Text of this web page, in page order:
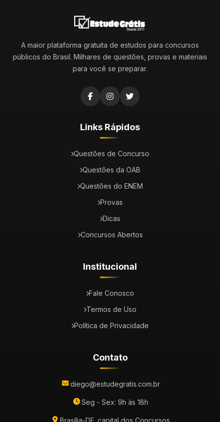
A maior plataforma gratuita de estudos para concursos
públicos do Brasil. Milhares de questões, provas e materiais
para você se preparar.
Links Rápidos
Questões de Concurso
Questões da OAB
Questões do ENEM
Provas
Dicas
Concursos Abertos
Institucional
Fale Conosco
Termos de Uso
Política de Privacidade
Contato
diego@estudegratis.com.br
Seg - Sex: 9h às 18h
Brasília-DF, capital dos Concursos